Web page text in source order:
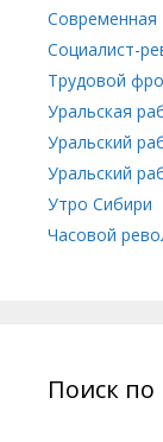
Современная
Социалист-
Трудовой
Уральская
Уральский
Уральский
Утро Сибири
Часовой
Поиск по